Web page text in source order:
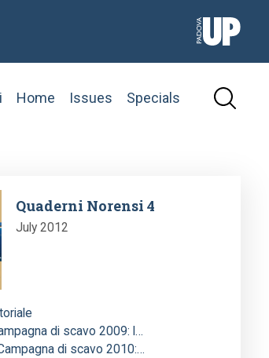
Home Issues Specials
Quaderni Norensi 4
July 2012
di scavo 2009: l…
di scavo 2010:…